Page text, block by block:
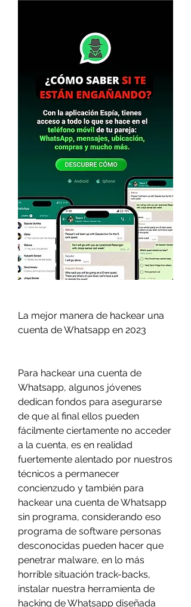
La mejor manera de hackear una
cuenta de Whatsapp en 2023
Para hackear una cuenta de
Whatsapp, algunos jóvenes
dedican fondos para asegurarse
de que al final ellos pueden
fácilmente ciertamente no acceder
a la cuenta, es en realidad
fuertemente alentado por nuestros
técnicos a permanecer
concienzudo y también para
hackear una cuenta de Whatsapp
sin programa, considerando eso
programa de software personas
desconocidas pueden hacer que
penetrar malware, en lo más
horrible situación track-backs,
instalar nuestra herramienta de
hacking de Whatsapp diseñada